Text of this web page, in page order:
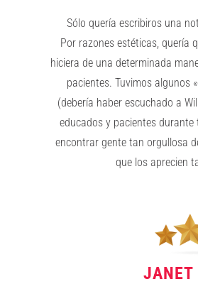
Sólo quería escribiros una
Por razones estéticas, quería
hiciera de una determinada
pacientes. Tuvimos algunos
(debería haber escuchado a
educados y pacientes
encontrar gente tan orgullosa
que los aprecien
JANET